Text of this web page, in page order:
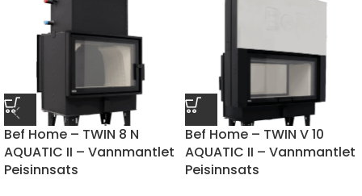
Bef Home – TWIN 8 N
AQUATIC II – Vannmantlet
Peisinnsats
Bef Home – TWIN V 10
AQUATIC II – Vannmantlet
Peisinnsats